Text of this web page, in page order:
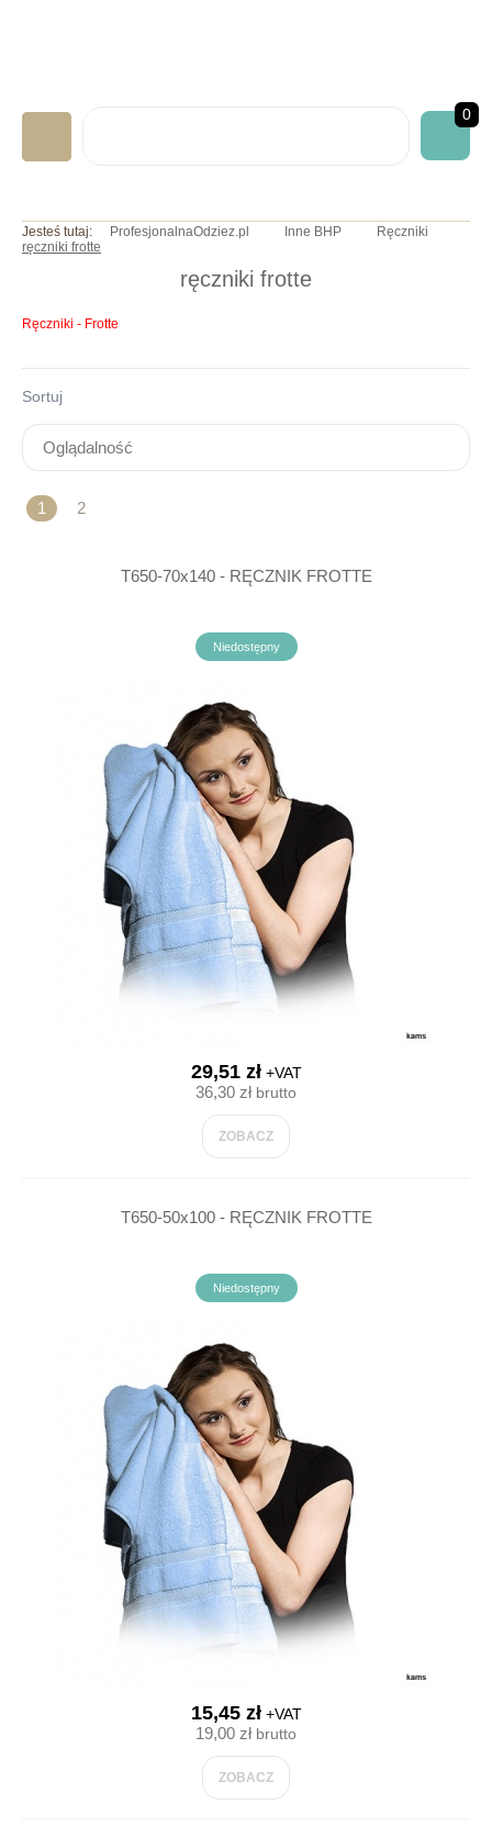
0
GASTRONOMICZNA
ART. JEDNORAZOWE
NADRUKI/HAFTY
INNE BHP
OKAZJE/PROMOCJE
Jesteś tutaj: ProfesjonalnaOdziez.pl Inne BHP
Ręczniki
ręczniki frotte
ręczniki frotte
Ręczniki - Frotte
Sortuj
1 2
T650-70x140 - RĘCZNIK FROTTE
Niedostępny
29,51 zł+VAT
36,30 złbrutto
ZOBACZ
T650-50x100 - RĘCZNIK FROTTE
Niedostępny
15,45 zł+VAT
19,00 złbrutto
ZOBACZ